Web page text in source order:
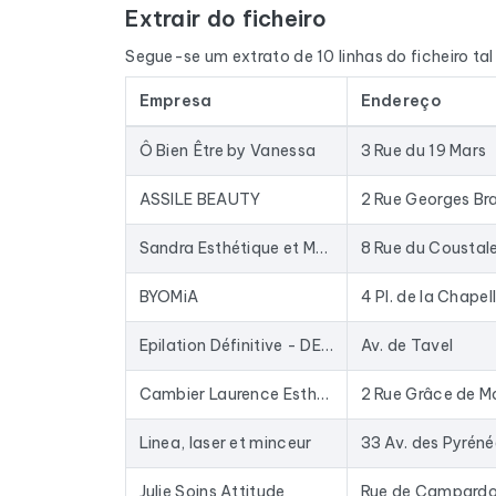
O ficheiro não se limita aos endereços de e-
e o nome do dirigente, através de um
Os dados são extraídos do Google Maps e
armazenados numa base de dados há anos:
enriquecer o seu CRM com dados
mail existentes no mercado.
Para compilar este ficheiro, recolhemos todos
Extrair do ficheiro
Segue-se um extrato de 10 linhas do ficheiro
Empresa Endereço
Ô Bien Être by Vanessa 3 Rue du 19 Mars
ASSILE BEAUTY 2 Rue Georges
Sandra Esthétique et Massage bien-être
BYOMiA
Epilation Définitive - DEPIL TECH AVIGNON LES ANGLES Av. de Tavel
Cambier Laurence Esthétique et Magnifiscience 2 Rue Grâce de
Linea, laser et minceur 33 Av. des
Julie Soins Attitude Rue de